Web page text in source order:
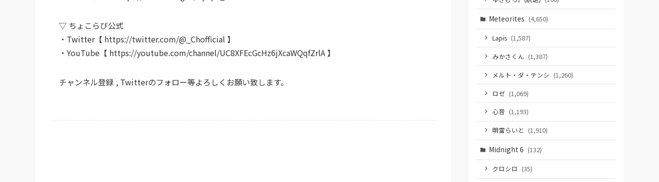
▽ ちょこらび公式
・Twitter【 https://twitter.com/@_Chofficial 】
・YouTube【 https://youtube.com/channel/UC8XFEcGcHz6jXcaWQqfZrlA 】
チャンネル登録 , Twitterのフォロー等よろしくお願い致します。
Meteorites (4,650)
Lapis (1,587)
みかさくん (1,387)
メルト・ダ・テンシ (1,260)
ロゼ (1,069)
心音 (1,193)
明雷らいと (1,910)
Midnight 6 (132)
クロシロ (35)